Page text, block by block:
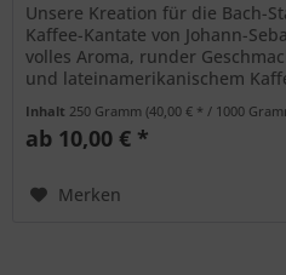
Unsere Kreation für die Bach-
Kaffee-Kantate von Johann-
volles Aroma, runder
und lateinamerikanischem
Inhalt 250 Gramm(40,00 € * / 1000
ab 10,00 € *
Merken